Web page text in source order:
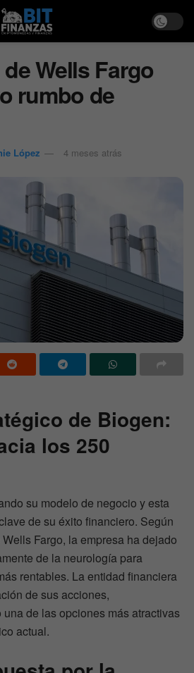
Wells Fargo
rumbo de
López 4 meses atrás
de Biogen:
los 250
su modelo de negocio y esta
de su éxito financiero. Según
Fargo, la empresa ha dejado
de la neurología para
rentables. La entidad financiera
de sus acciones,
de las opciones más atractivas
actual.